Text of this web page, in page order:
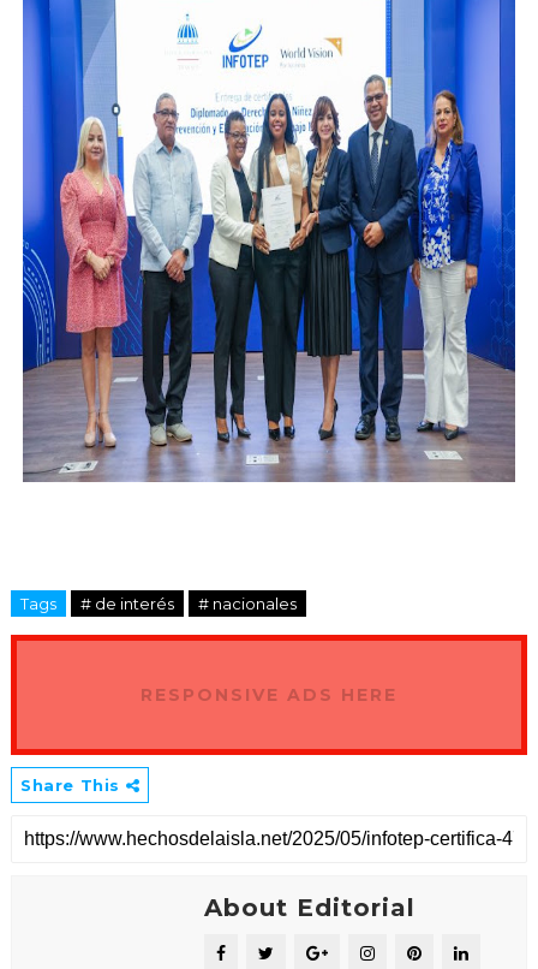
Tags # de interés # nacionales
RESPONSIVE ADS HERE
Share This
About Editorial